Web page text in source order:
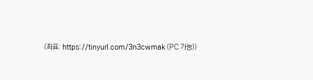
(좌표: https://tinyurl.com/3n3cwmak (PC 가능))